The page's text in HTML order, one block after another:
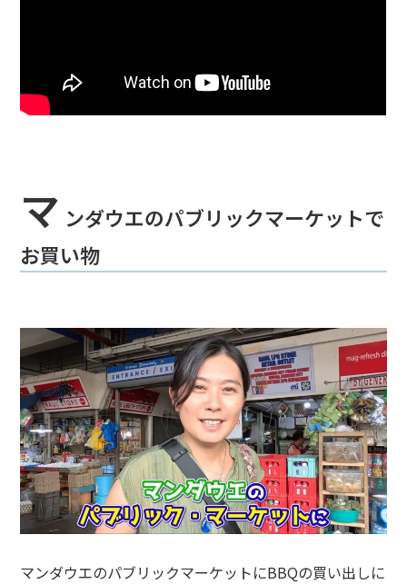
マ ンダウエのパブリックマーケットで
お買い物
マンダウエのパブリックマーケットにBBQの買い出しに